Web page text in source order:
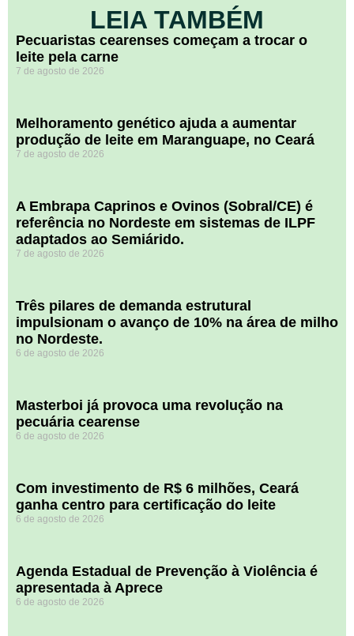
LEIA TAMBÉM
Pecuaristas cearenses começam a trocar o
leite pela carne
7 de agosto de 2026
Melhoramento genético ajuda a aumentar
produção de leite em Maranguape, no Ceará
7 de agosto de 2026
A Embrapa Caprinos e Ovinos (Sobral/CE) é
referência no Nordeste em sistemas de ILPF
adaptados ao Semiárido.
7 de agosto de 2026
​Três pilares de demanda estrutural
impulsionam o avanço de 10% na área de milho
no Nordeste.
6 de agosto de 2026
Masterboi já provoca uma revolução na
pecuária cearense
6 de agosto de 2026
Com investimento de R$ 6 milhões, Ceará
ganha centro para certificação do leite
6 de agosto de 2026
Agenda Estadual de Prevenção à Violência é
apresentada à Aprece
6 de agosto de 2026